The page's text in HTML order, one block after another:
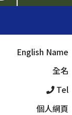
English Name
全名
Tel
個人網頁